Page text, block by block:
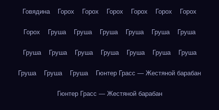
Говядина Горох Горох Горох Горох Горох Горох
Горох Груша Груша Груша Груша Груша Груша
Груша Груша Груша Груша Груша Груша Груша
Груша Груша Груша Гюнтер Грасс — Жестяной барабан
Гюнтер Грасс — Жестяной барабан